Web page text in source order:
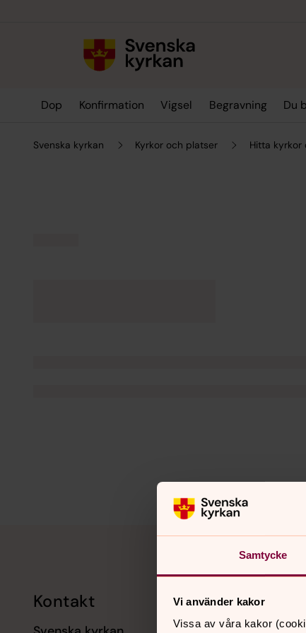
Samtycke
Vi använder kakor
Vissa av våra kakor
Dop Konfirmation Vigsel Begravning Du
Svenska kyrkan Kyrkor och platser Hitta kyrkor
Kontakt